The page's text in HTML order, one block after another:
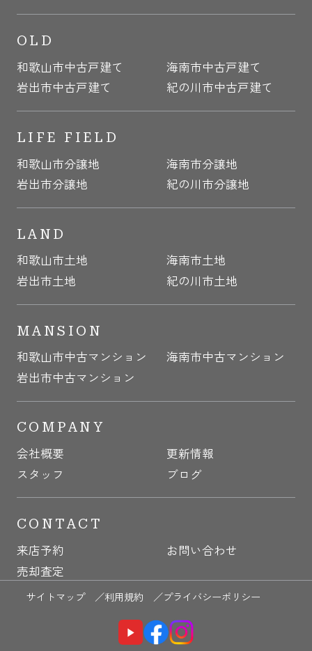
OLD
和歌山市中古戸建て
海南市中古戸建て
岩出市中古戸建て
紀の川市中古戸建て
LIFE FIELD
和歌山市分譲地
海南市分譲地
岩出市分譲地
紀の川市分譲地
LAND
和歌山市土地
海南市土地
岩出市土地
紀の川市土地
MANSION
和歌山市中古マンション
海南市中古マンション
岩出市中古マンション
COMPANY
会社概要
更新情報
スタッフ
ブログ
CONTACT
来店予約
お問い合わせ
売却査定
サイトマップ ／利用規約 ／プライバシーポリシー